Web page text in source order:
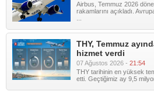
Airbus, Temmuz 2026
rakamlarını açıkladı.
THY, Temmuz
hizmet verdi
07 Ağustos 2026 - 21:54
THY tarihinin en yüksek
etti. Geçtiğimiz ay 9,5